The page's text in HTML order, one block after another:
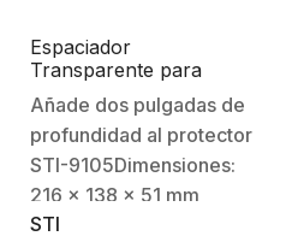
Espaciador
Transparente para
Protector STI-9110
Añade dos pulgadas de
profundidad al protector
STI-9105Dimensiones:
216 x 138 x 51 mm
STI